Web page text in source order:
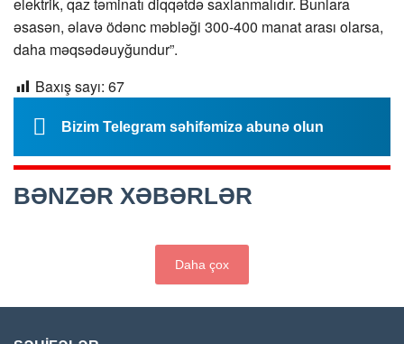
əsasən, əlavə ödənc məbləği 300-400 manat arası olarsa,
daha məqsədəuyğundur”.
Baxış sayı: 67
Bizim Telegram səhifəmizə abunə olun
BƏNZƏR XƏBƏRLƏR
Daha çox